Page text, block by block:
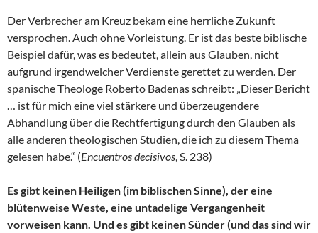
Der Verbrecher am Kreuz bekam eine herrliche Zukunft
versprochen. Auch ohne Vorleistung. Er ist das beste biblische
Beispiel dafür, was es bedeutet, allein aus Glauben, nicht
aufgrund irgendwelcher Verdienste gerettet zu werden. Der
spanische Theologe Roberto Badenas schreibt: „Dieser Bericht
… ist für mich eine viel stärkere und überzeugendere
Abhandlung über die Rechtfertigung durch den Glauben als
alle anderen theologischen Studien, die ich zu diesem Thema
gelesen habe.“ (Encuentros decisivos , S. 238)
Es gibt keinen Heiligen (im biblischen Sinne), der eine
blütenweise Weste, eine untadelige Vergangenheit
vorweisen kann. Und es gibt keinen Sünder (und das sind wir